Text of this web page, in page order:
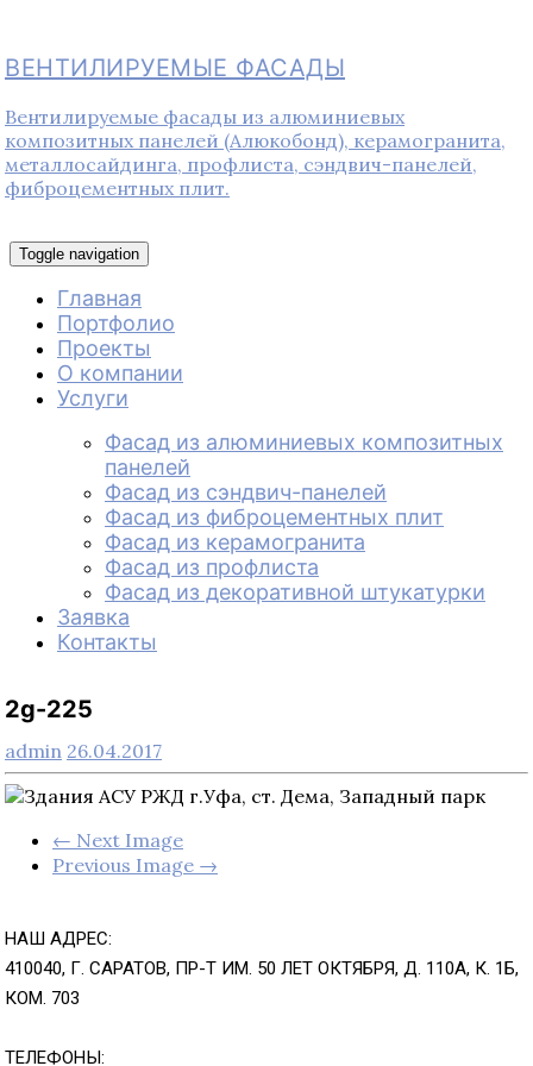
ВЕНТИЛИРУЕМЫЕ ФАСАДЫ
Вентилируемые фасады из алюминиевых
композитных панелей (Алюкобонд), керамогранита,
металлосайдинга, профлиста, сэндвич-панелей,
фиброцементных плит.
Toggle navigation
Главная
Портфолио
Проекты
О компании
Услуги
Фасад из алюминиевых композитных
панелей
Фасад из сэндвич-панелей
Фасад из фиброцементных плит
Фасад из керамогранита
Фасад из профлиста
Фасад из декоративной штукатурки
Заявка
Контакты
2g-225
admin 26.04.2017
← Next Image
Previous Image →
НАШ АДРЕС:
410040, Г. САРАТОВ, ПР-Т ИМ. 50 ЛЕТ ОКТЯБРЯ, Д. 110А, К. 1Б,
КОМ. 703
ТЕЛЕФОНЫ: